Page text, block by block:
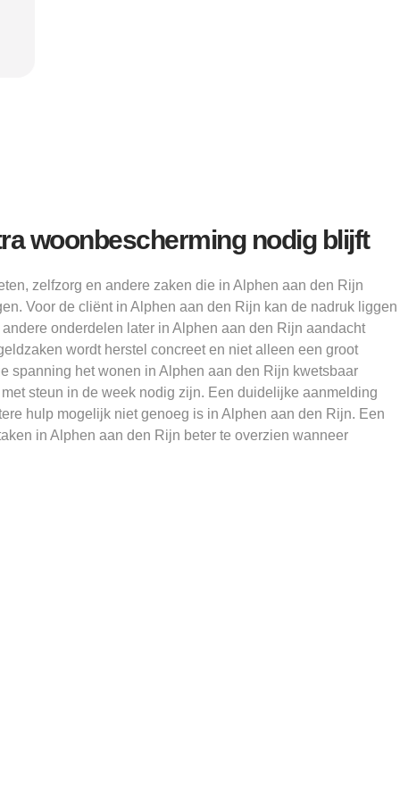
woonbescherming nodig blijft
zelfzorg en andere zaken die in Alphen aan den Rijn
Voor de cliënt in Alphen aan den Rijn kan de nadruk liggen
onderdelen later in Alphen aan den Rijn aandacht
wordt herstel concreet en niet alleen een groot
spanning het wonen in Alphen aan den Rijn kwetsbaar
steun in de week nodig zijn. Een duidelijke aanmelding
hulp mogelijk niet genoeg is in Alphen aan den Rijn. Een
in Alphen aan den Rijn beter te overzien wanneer